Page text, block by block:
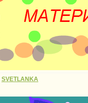
SVETLANKA